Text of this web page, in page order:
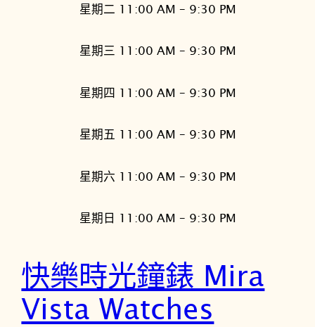
星期二 11:00 AM – 9:30 PM
星期三 11:00 AM – 9:30 PM
星期四 11:00 AM – 9:30 PM
星期五 11:00 AM – 9:30 PM
星期六 11:00 AM – 9:30 PM
星期日 11:00 AM – 9:30 PM
快樂時光鐘錶 Mira
Vista Watches